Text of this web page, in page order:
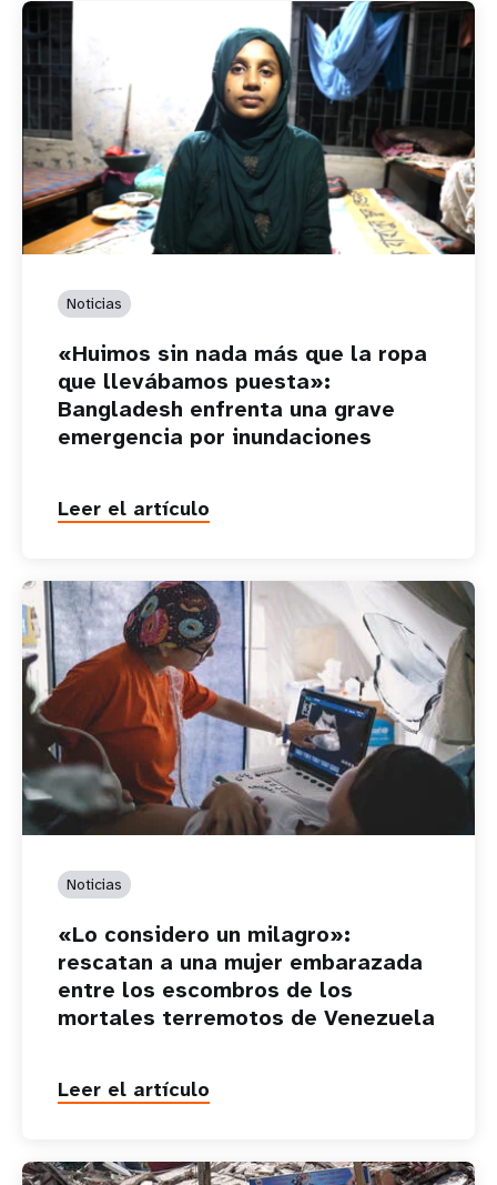
Noticias
«Huimos sin nada más que la ropa
que llevábamos puesta»:
Bangladesh enfrenta una grave
emergencia por inundaciones
Leer el artículo
Noticias
«Lo considero un milagro»:
rescatan a una mujer embarazada
entre los escombros de los
mortales terremotos de Venezuela
Leer el artículo